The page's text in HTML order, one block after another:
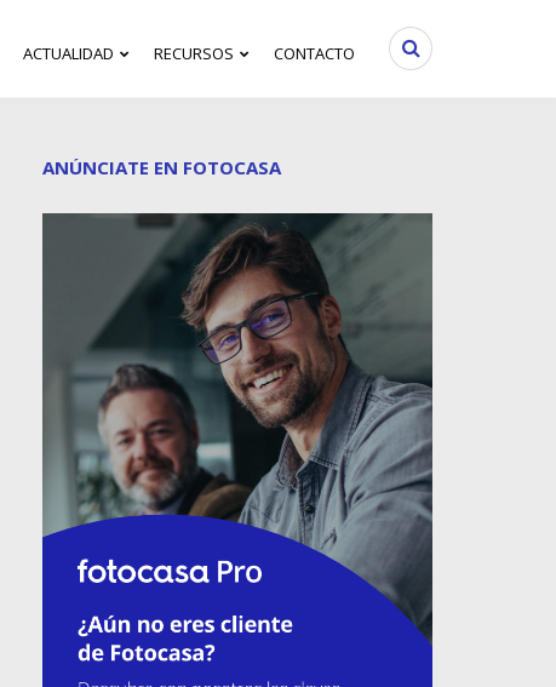
ACTUALIDAD RECURSOS CONTACTO
ANÚNCIATE EN FOTOCASA